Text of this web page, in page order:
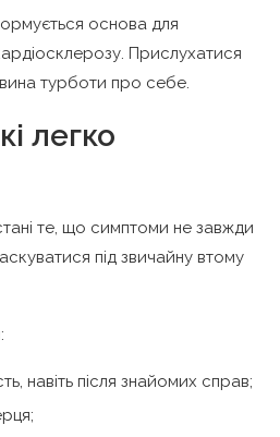
основа для
Прислухатися
турботи про себе.
легко
те, що симптоми не завжди
під звичайну втому
навіть після знайомих справ;